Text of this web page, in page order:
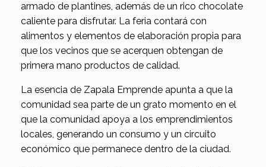
armado de plantines, además de un rico chocolate
caliente para disfrutar. La feria contará con
alimentos y elementos de elaboración propia para
que los vecinos que se acerquen obtengan de
primera mano productos de calidad.
La esencia de Zapala Emprende apunta a que la
comunidad sea parte de un grato momento en el
que la comunidad apoya a los emprendimientos
locales, generando un consumo y un circuito
económico que permanece dentro de la ciudad.